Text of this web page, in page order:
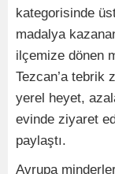
kategorisinde
madalya
ilçemize dönen
Tezcan’a tebrik
yerel heyet,
evinde ziyaret
paylaştı.
Avrupa